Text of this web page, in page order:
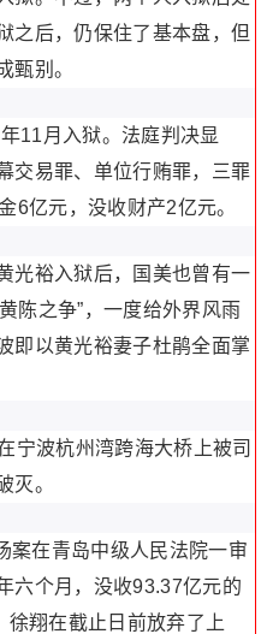
之后，仍保住了基本盘，但
甄别。
11月入狱。法庭判决显
交易罪、单位行贿罪，三罪
6亿元，没收财产2亿元。
光裕入狱后，国美也曾有一
陈之争”，一度给外界风雨
即以黄光裕妻子杜鹃全面掌
宁波杭州湾跨海大桥上被司
灭。
案在青岛中级人民法院一审
六个月，没收93.37亿元的
翔在截止日前放弃了上